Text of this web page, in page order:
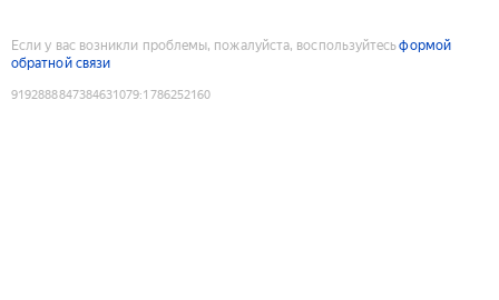
Если у вас возникли проблемы, пожалуйста, воспользуйтесьформой
обратной связи
9192888847384631079:1786252160